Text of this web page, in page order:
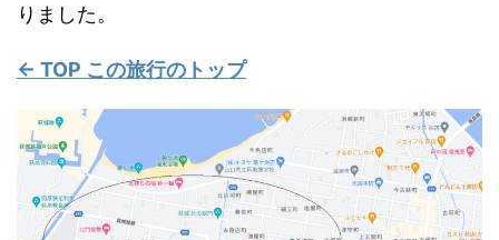
りました。
← TOP この旅行のトップ